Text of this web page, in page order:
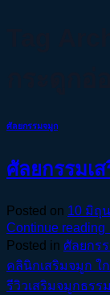
ศัลยกรรมจมูก
ศัลยกรรมเ
Posted on 10 มิถุ
Continue reading
Posted in ศัลยกร
คลินิกเสริมจมูก ใ
รีวิวเสริมจมูกธรร